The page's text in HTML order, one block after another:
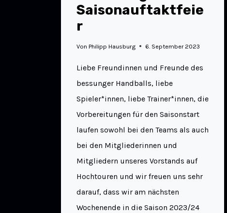
Saisonauftaktfeie
r
Von Philipp Hausburg 6. September 2023
Liebe Freundinnen und Freunde des
bessunger Handballs, liebe
Spieler*innen, liebe Trainer*innen, die
Vorbereitungen für den Saisonstart
laufen sowohl bei den Teams als auch
bei den Mitgliederinnen und
Mitgliedern unseres Vorstands auf
Hochtouren und wir freuen uns sehr
darauf, dass wir am nächsten
Wochenende in die Saison 2023/24